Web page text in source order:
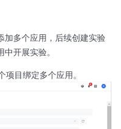
加多个应用，后续创建实验
开展实验。
目绑定多个应用。